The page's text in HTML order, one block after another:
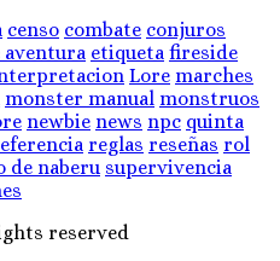
censo combate conjuros
aventura etiqueta fireside
Lore marches
monster manual monstruos
newbie news npc quinta
reglas reseñas rol
de naberu supervivencia
reserved